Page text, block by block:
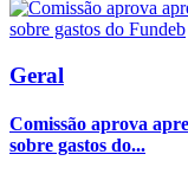
Geral
Comissão aprova
sobre gastos do...